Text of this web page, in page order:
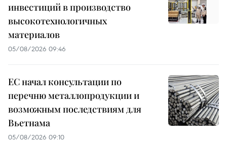
инвестиций в производство
высокотехнологичных
материалов
05/08/2026 09:46
ЕС начал консультации по
перечню металлопродукции и
возможным последствиям для
Вьетнама
05/08/2026 09:10